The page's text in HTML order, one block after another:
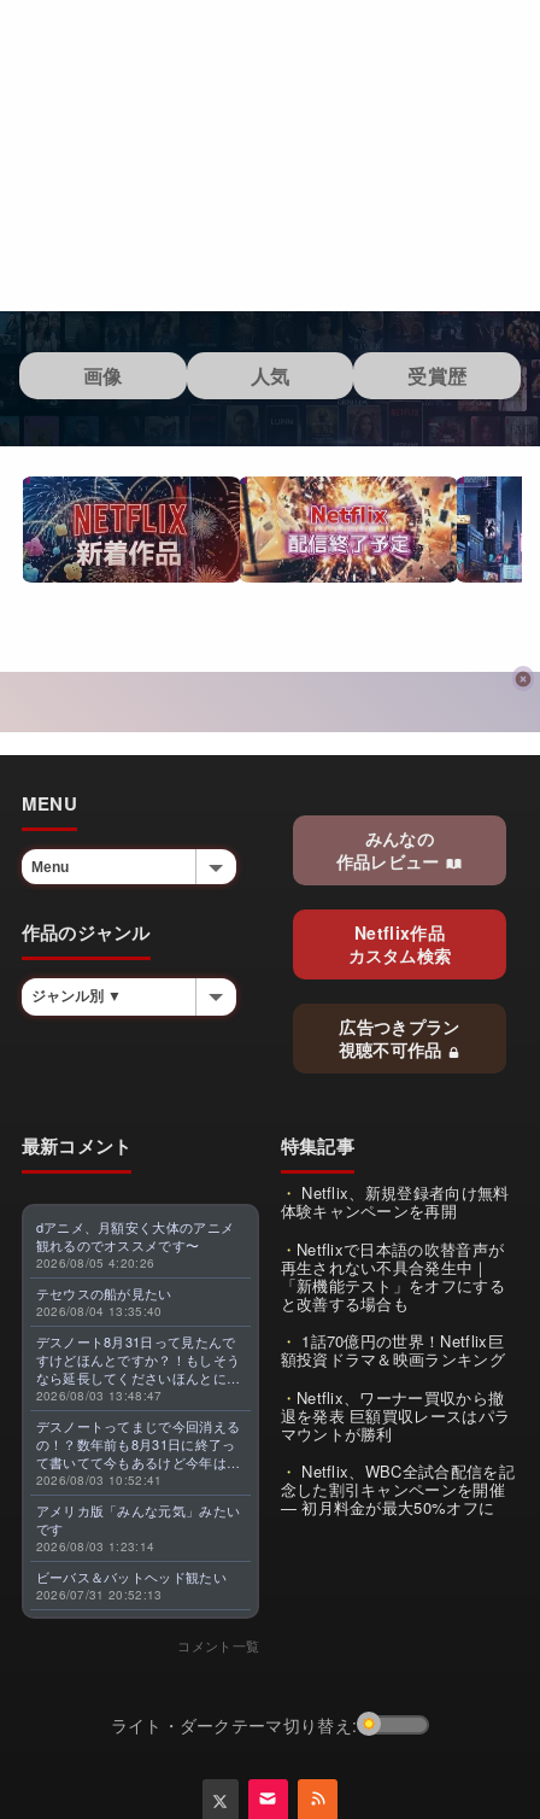
画像 人気 受賞歴
MENU
作品のジャンル
みんなの
作品レビュー
Netflix作品
カスタム検索
広告つきプラン
視聴不可作品
最新コメント
dアニメ、月額安く大体のアニメ
観れるのでオススメです〜
2026/08/05 4:20:26
テセウスの船が見たい
2026/08/04 13:35:40
デスノート8月31日って見たんで
すけどほんとですか？！もしそう
なら延長してくださいほんとに大
好きなんです😭
2026/08/03 13:48:47
デスノートってまじで今回消える
の！？数年前も8月31日に終了っ
て書いてて今もあるけど今年はま
じのやつ！？よくわからん！！で
きればなくならないでほしい！平
成アニメを振り返らせてくれっ
っ！！！！！！！
2026/08/03 10:52:41
アメリカ版「みんな元気」みたい
です
2026/08/03 1:23:14
ビーバス＆バットヘッド観たい
2026/07/31 20:52:13
コメント一覧
特集記事
Netflix、新規登録者向け無料
体験キャンペーンを再開
Netflixで日本語の吹替音声が
再生されない不具合発生中｜
「新機能テスト」をオフにする
と改善する場合も
1話70億円の世界！Netflix巨
額投資ドラマ＆映画ランキング
Netflix、ワーナー買収から撤
退を発表 巨額買収レースはパラ
マウントが勝利
Netflix、WBC全試合配信を記
念した割引キャンペーンを開催
— 初月料金が最大50%オフに
ライト・ダークテーマ切り替え: